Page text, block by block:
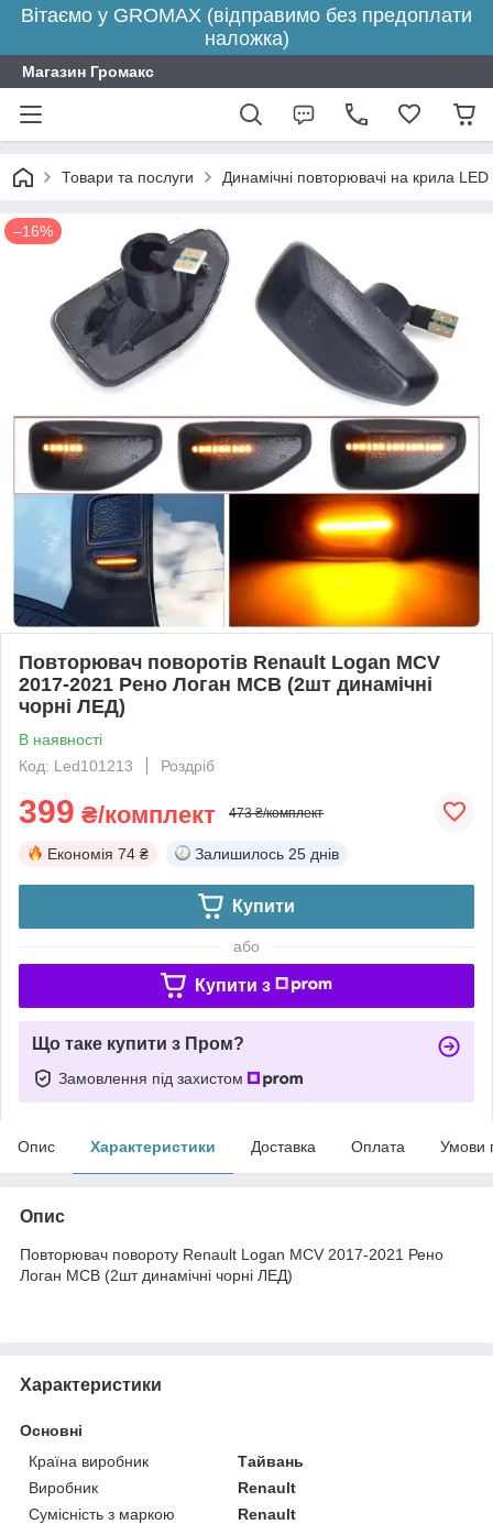
Вітаємо у GROMAX (відправимо без предоплати
наложка)
Магазин Громакс
Товари та послуги Динамічні повторювачі на крила LED
–16%
Повторювач поворотів Renault Logan MCV
2017-2021 Рено Логан МСВ (2шт динамічні
чорні ЛЕД)
В наявності
Код: Led101213
Роздріб
399 ₴/комплект 473 ₴/комплект
Економія 74 ₴ Залишилось 25 днів
Купити
або
Купити з
Що таке купити з Пром?
Замовлення під захистом
Опис Характеристики Доставка Оплата Умови
Опис
Повторювач повороту Renault Logan MCV 2017-2021 Рено
Логан МСВ (2шт динамічні чорні ЛЕД)
Характеристики
Основні
Країна виробник
Тайвань
Виробник
Renault
Сумісність з маркою
Renault